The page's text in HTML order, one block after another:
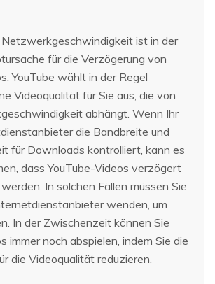
Netzwerkgeschwindigkeit ist in der
für die Verzögerung von
YouTube wählt in der Regel
Videoqualität für Sie aus, die von
abhängt. Wenn Ihr
die Bandbreite und
für Downloads kontrolliert, kann es
dass YouTube-Videos verzögert
In solchen Fällen müssen Sie
wenden, um
In der Zwischenzeit können Sie
immer noch abspielen, indem Sie die
die Videoqualität reduzieren.